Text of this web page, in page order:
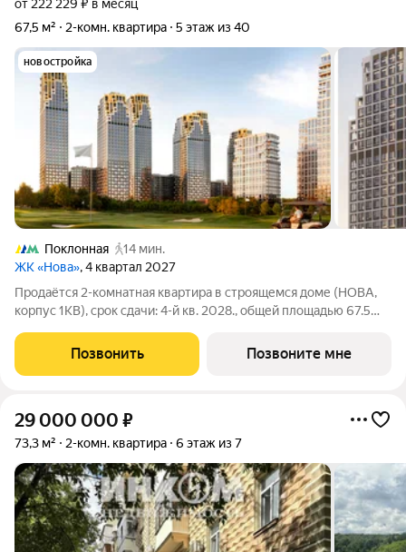
от 222 229 ₽ в месяц
67,5 м²
2-комн. квартира 5 этаж из 40
новостройка
Поклонная
14 мин.
ЖК «Нова», 4 квартал 2027
Продаётся 2-комнатная квартира в строящемся доме (НОВА,
корпус 1КВ), срок сдачи: 4-й кв. 2028., общей площадью 67.5
зеленом районе Москвы, ставшие образцом практичной
премиальности и
Позвонить Позвоните мне
29 000 000 ₽
73,3 м² 2-комн. квартира 6 этаж из 7